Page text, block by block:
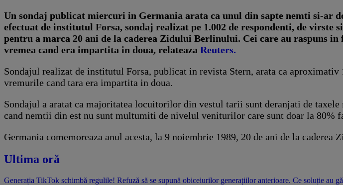
Un sondaj publicat miercuri in Germania arata ca unul din sapte nemti si-ar
efectuat de institutul Forsa, sondaj realizat pe 1.002 de respondenti, de
pentru a marca 20 ani de la caderea Zidului Berlinului. Cei care au raspuns
vremea cand era impartita in doua, relateaza Reuters.
Sondajul realizat de institutul Forsa, publicat in revista Stern, arata ca
vremurile cand tara era impartita in doua.
Sondajul a aratat ca majoritatea locuitorilor din vestul tarii sunt deranjati de
cand nemtii din est nu sunt multumiti de nivelul veniturilor care sunt doar la 80%
Germania comemoreaza anul acesta, la 9 noiembrie 1989, 20 de ani de la caderea
Ultima oră
Generația TikTok schimbă regulile! Refuză să se supună obiceiurilor generațiilor anterioare. Ce soluție au